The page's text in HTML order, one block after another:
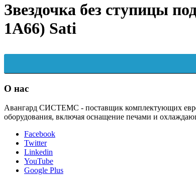
Звездочка без ступицы
1A66) Sati
О нас
Авангард СИСТЕМС - поставщик комплектующих
оборудования, включая оснащение печами и
Facebook
Twitter
Linkedin
YouTube
Google Plus